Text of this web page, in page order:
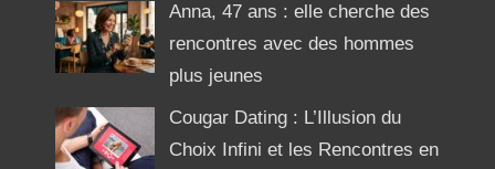
Anna, 47 ans : elle cherche des
rencontres avec des hommes
plus jeunes
Cougar Dating : L’Illusion du
Choix Infini et les Rencontres en